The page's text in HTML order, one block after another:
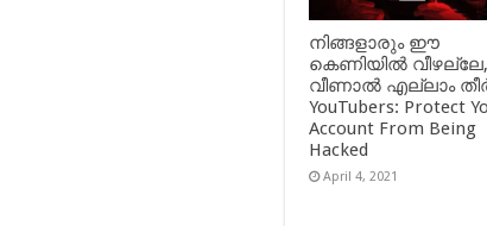
നിങ്ങളാരും ഈ
കെണിയിൽ വീഴല്ലേ,
വീണാൽ എല്ലാം
YouTubers: Protect
Account From Being
Hacked
April 4, 2021